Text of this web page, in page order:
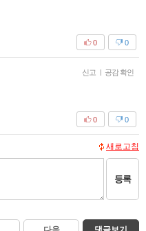
0
0
신고 | 공감 확인
0
0
새로고침
등록